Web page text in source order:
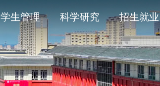
学生管理 科学研究 招生就业